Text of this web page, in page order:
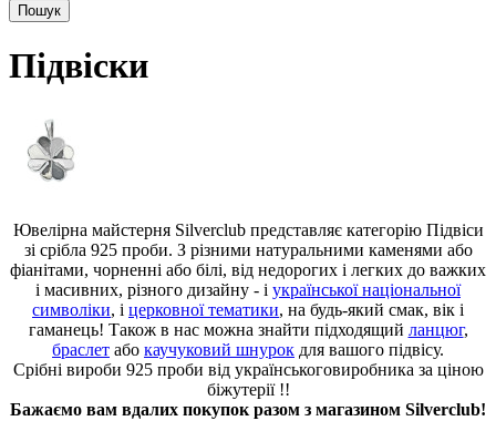
Пошук
Підвіски
Ювелірна майстерня Silverclub представляє категорію Підвіси
зі срібла 925 проби. З різними натуральними каменями або
фіанітами, чорненні або білі, від недорогих і легких до важких
і масивних, різного дизайну - і української національної
символіки, і церковної тематики, на будь-який смак, вік і
гаманець! Також в нас можна знайти підходящий ланцюг,
браслет або каучуковий шнурок для вашого підвісу.
Срібні вироби 925 проби відукраїнськоговиробника за ціною
біжутерії !!
Бажаємо вам вдалих покупок разом з магазином Silverclub!